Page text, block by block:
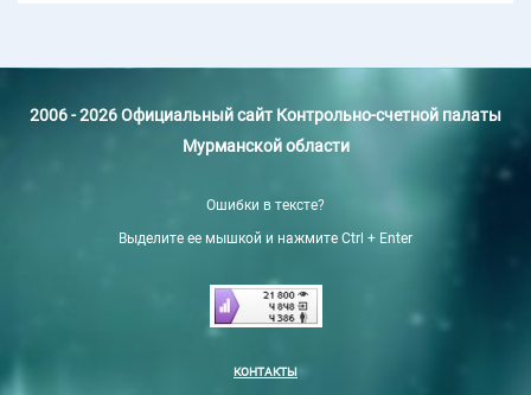
2006 - 2026 Официальный сайт Контрольно-счетной палаты
Мурманской области
Ошибки в тексте?
Выделите ее мышкой и нажмите Ctrl + Enter
КОНТАКТЫ